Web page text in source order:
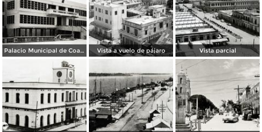
Palacio Municipal de Coatzacoalcos Vista a vuelo de pájaro Vista parcial